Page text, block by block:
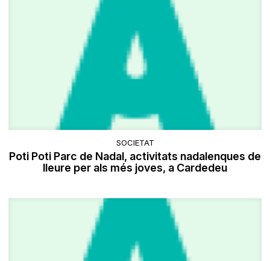
SOCIETAT
Poti Poti Parc de Nadal, activitats nadalenques de
lleure per als més joves, a Cardedeu